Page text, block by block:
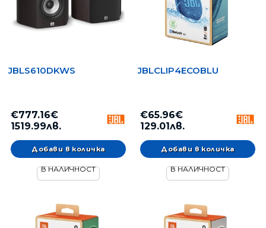
JBLS610DKWS
€777.16€
1519.99лв.
В НАЛИЧНОСТ
JBLCLIP4ECOBLU
€65.96€
129.01лв.
В НАЛИЧНОСТ